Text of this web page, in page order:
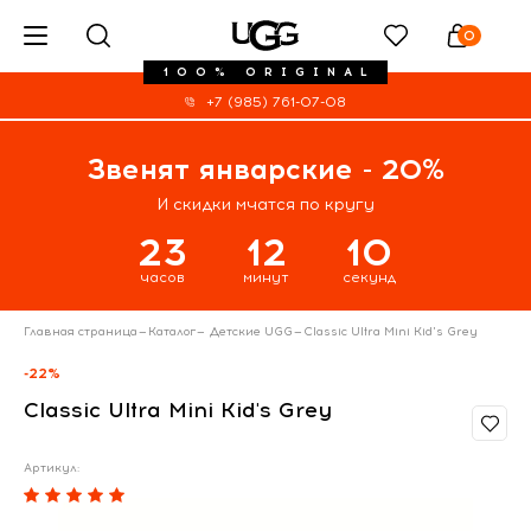
100% ORIGINAL
0
+7 (985) 761-07-08
Звенят январские - 20%
И скидки мчатся по кругу
23
часов
12
минут
10
секунд
Главная страница— Каталог— Детские UGG— Classic Ultra Mini Kid's Grey
-22%
Classic Ultra Mini Kid's Grey
Артикул: